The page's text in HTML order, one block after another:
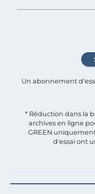
Un abonnement
* Réduction dans la
archives en ligne
GREEN
d'essai ont